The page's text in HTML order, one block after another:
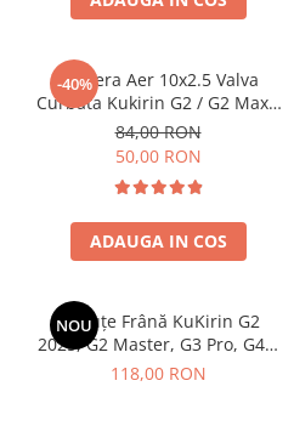
lumini
cadru
-40%
Camera Aer 10x2.5 Valva
Curbata Kukirin G2 / G2 Max /
G2 Master
84,00 RON
50,00 RON
ADAUGA IN COS
NOU
Plăcuțe Frână KuKirin G2
2025, G2 Master, G3 Pro, G4 –
4 Bucăți (Set Complet Față +
118,00 RON